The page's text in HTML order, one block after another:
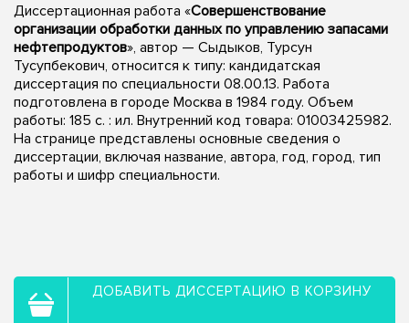
Диссертационная работа «Совершенствование
организации обработки данных по управлению запасами
нефтепродуктов», автор — Сыдыков, Турсун
Тусупбекович, относится к типу: кандидатская
диссертация по специальности 08.00.13. Работа
подготовлена в городе Москва в 1984 году. Объем
работы: 185 c. : ил. Внутренний код товара: 01003425982.
На странице представлены основные сведения о
диссертации, включая название, автора, год, город, тип
работы и шифр специальности.
ДОБАВИТЬ ДИССЕРТАЦИЮ В КОРЗИНУ